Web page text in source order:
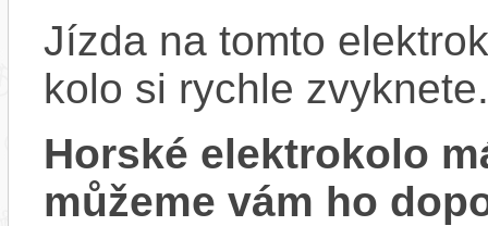
Jízda na tomto
kolo si rychle zvyknete.
Horské elektrokolo
můžeme vám ho